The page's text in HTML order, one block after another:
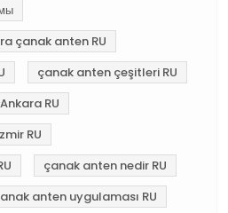
çanak anten RU
çanak anten çeşitleri RU
RU
RU
çanak anten nedir RU
anten uygulaması RU